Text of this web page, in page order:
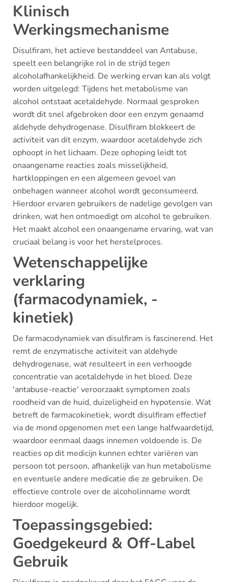
Klinisch
Werkingsmechanisme
Disulfiram, het actieve bestanddeel van Antabuse,
speelt een belangrijke rol in de strijd tegen
alcoholafhankelijkheid. De werking ervan kan als volgt
worden uitgelegd: Tijdens het metabolisme van
alcohol ontstaat acetaldehyde. Normaal gesproken
wordt dit snel afgebroken door een enzym genaamd
aldehyde dehydrogenase. Disulfiram blokkeert de
activiteit van dit enzym, waardoor acetaldehyde zich
ophoopt in het lichaam. Deze ophoping leidt tot
onaangename reacties zoals misselijkheid,
hartkloppingen en een algemeen gevoel van
onbehagen wanneer alcohol wordt geconsumeerd.
Hierdoor ervaren gebruikers de nadelige gevolgen van
drinken, wat hen ontmoedigt om alcohol te gebruiken.
Het maakt alcohol een onaangename ervaring, wat van
cruciaal belang is voor het herstelproces.
Wetenschappelijke
verklaring
(farmacodynamiek, -
kinetiek)
De farmacodynamiek van disulfiram is fascinerend. Het
remt de enzymatische activiteit van aldehyde
dehydrogenase, wat resulteert in een verhoogde
concentratie van acetaldehyde in het bloed. Deze
'antabuse-reactie' veroorzaakt symptomen zoals
roodheid van de huid, duizeligheid en hypotensie. Wat
betreft de farmacokinetiek, wordt disulfiram effectief
via de mond opgenomen met een lange halfwaardetijd,
waardoor eenmaal daags innemen voldoende is. De
reacties op dit medicijn kunnen echter variëren van
persoon tot persoon, afhankelijk van hun metabolisme
en eventuele andere medicatie die ze gebruiken. De
effectieve controle over de alcoholinname wordt
hierdoor mogelijk.
Toepassingsgebied:
Goedgekeurd & Off-Label
Gebruik